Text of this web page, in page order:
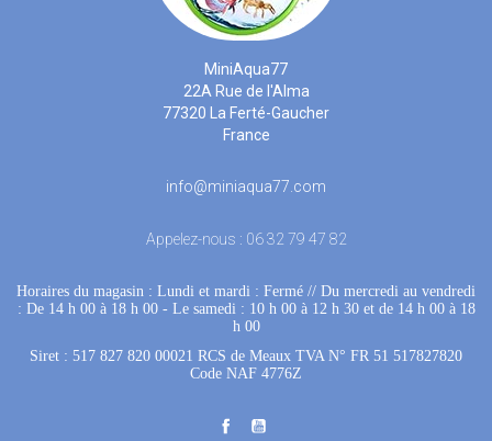
MiniAqua77
22A Rue de l'Alma
77320 La Ferté-Gaucher
France
info@miniaqua77.com
Appelez-nous : 06 32 79 47 82
Horaires du magasin : Lundi et mardi : Fermé // Du mercredi au vendredi
: De 14 h 00 à 18 h 00 - Le samedi : 10 h 00 à 12 h 30 et de 14 h 00 à 18
h 00
Siret : 517 827 820 00021 RCS de Meaux TVA N° FR 51 517827820
Code NAF 4776Z